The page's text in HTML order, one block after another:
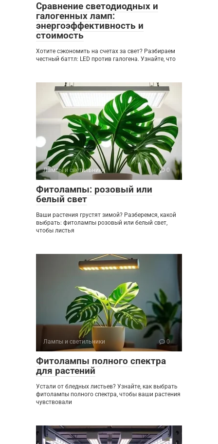
Сравнение светодиодных и
галогенных ламп:
энергоэффективность и
стоимость
Хотите сэкономить на счетах за свет? Разбираем
честный баттл: LED против галогена. Узнайте, что
Лампы и светильники 0
Фитолампы: розовый или
белый свет
Ваши растения грустят зимой? Разберемся, какой
выбрать: фитолампы розовый или белый свет,
чтобы листья
Лампы и светильники 0
Фитолампы полного спектра
для растений
Устали от бледных листьев? Узнайте, как выбрать
фитолампы полного спектра, чтобы ваши растения
чувствовали